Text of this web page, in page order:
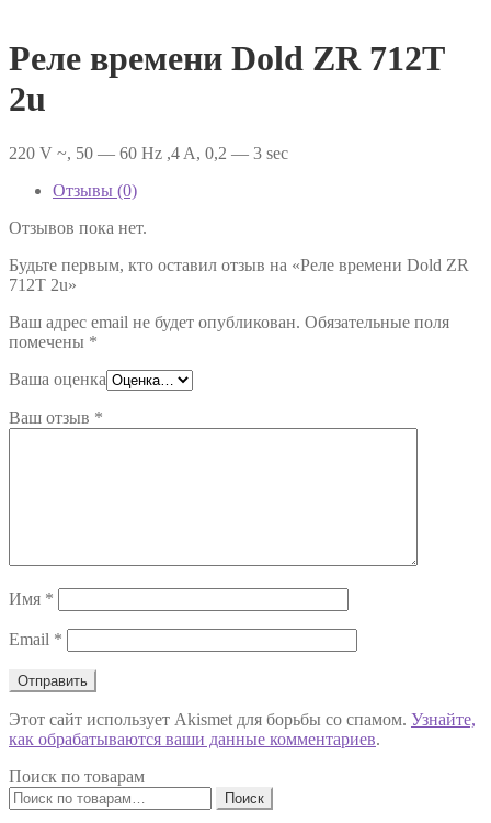
Реле времени Dold ZR 712T
2u
220 V ~, 50 — 60 Hz ,4 A, 0,2 — 3 sec
Отзывы (0)
Отзывов пока нет.
Будьте первым, кто оставил отзыв на «Реле времени Dold ZR
712T 2u»
Ваш адрес email не будет опубликован. Обязательные поля
помечены *
Ваша оценка
Ваш отзыв *
Имя *
Email *
Этот сайт использует Akismet для борьбы со спамом. Узнайте,
как обрабатываются ваши данные комментариев.
Поиск по товарам
Искать:
Поиск